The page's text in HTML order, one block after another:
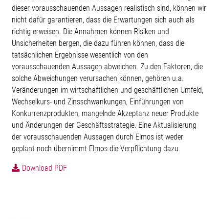
dieser vorausschauenden Aussagen realistisch sind, können wir
nicht dafür garantieren, dass die Erwartungen sich auch als
richtig erweisen. Die Annahmen können Risiken und
Unsicherheiten bergen, die dazu führen können, dass die
tatsächlichen Ergebnisse wesentlich von den
vorausschauenden Aussagen abweichen. Zu den Faktoren, die
solche Abweichungen verursachen können, gehören u.a.
Veränderungen im wirtschaftlichen und geschäftlichen Umfeld,
Wechselkurs- und Zinsschwankungen, Einführungen von
Konkurrenzprodukten, mangelnde Akzeptanz neuer Produkte
und Änderungen der Geschäftsstrategie. Eine Aktualisierung
der vorausschauenden Aussagen durch Elmos ist weder
geplant noch übernimmt Elmos die Verpflichtung dazu.
Download PDF